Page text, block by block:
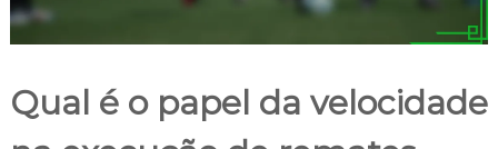
Qual é o papel da velocidade